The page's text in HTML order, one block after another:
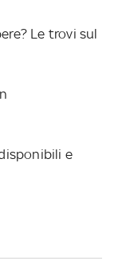
Le trovi sul
e